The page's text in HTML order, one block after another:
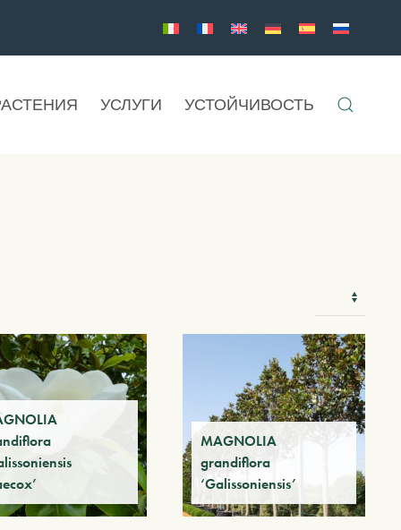
УСЛУГИ УСТОЙЧИВОСТЬ
MAGNOLIA
grandiflora
‘Galissoniensis’